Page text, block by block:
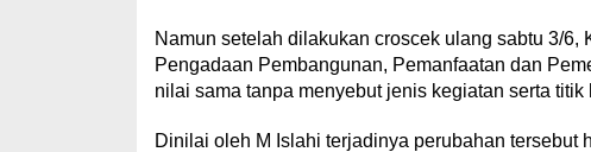
Namun setelah dilakukan croscek ulang sabtu 3/
Pengadaan Pembangunan, Pemanfaatan dan
nilai sama tanpa menyebut jenis kegiatan serta titik
Dinilai oleh M Islahi terjadinya perubahan